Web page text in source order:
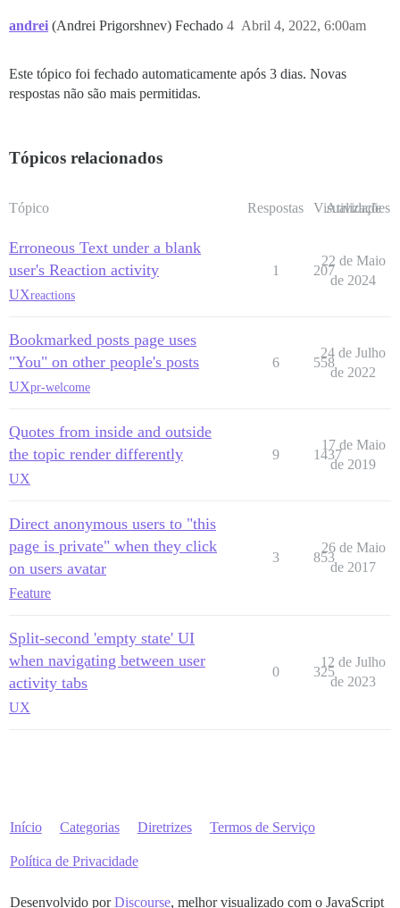
andrei (Andrei Prigorshnev) Fechado Abril 4, 2022, 6:00am
4
Este tópico foi fechado automaticamente após 3 dias. Novas
respostas não são mais permitidas.
Tópicos relacionados
Tópico Respostas Visualizações
Atividade
Erroneous Text under a blank
user's Reaction activity
UXreactions
1 207
22 de Maio
de 2024
Bookmarked posts page uses
"You" on other people's posts
UXpr-welcome
6 558
24 de Julho
de 2022
Quotes from inside and outside
the topic render differently
UX
9 1437
17 de Maio
de 2019
Direct anonymous users to "this
page is private" when they click
on users avatar
Feature
3 853
26 de Maio
de 2017
Split-second 'empty state' UI
when navigating between user
activity tabs
UX
0 325
12 de Julho
de 2023
Início Categorias Diretrizes Termos de Serviço
Política de Privacidade
Desenvolvido porDiscourse, melhor visualizado com o JavaScript